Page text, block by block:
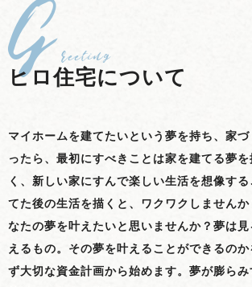
reeting
ヒロ住宅について
マイホームを建てたいという夢を持ち、家
ったら、最初にすべきことは家を建てる夢
く、新しい家にすんで楽しい生活を想像す
てた後の生活を描くと、ワクワクしません
なたの夢を叶えたいと思いませんか？夢は
えるもの。その夢を叶えることができるの
ず大切な資金計画から始めます。夢が膨ら